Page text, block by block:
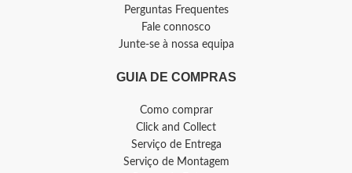
Perguntas Frequentes
Fale connosco
Junte-se à nossa equipa
GUIA DE COMPRAS
Como comprar
Click and Collect
Serviço de Entrega
Serviço de Montagem